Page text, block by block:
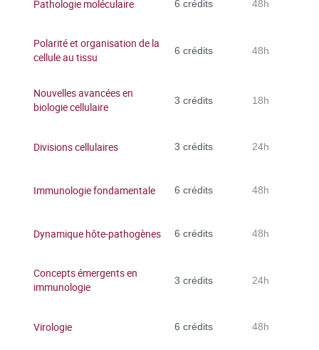
Pathologie moléculaire 6 crédits 48h
Polarité et organisation de la
cellule au tissu
6 crédits 48h
Nouvelles avancées en
biologie cellulaire
3 crédits 18h
Divisions cellulaires 3 crédits 24h
Immunologie fondamentale 6 crédits 48h
Dynamique hôte-pathogènes 6 crédits 48h
Concepts émergents en
immunologie
3 crédits 24h
Virologie 6 crédits 48h